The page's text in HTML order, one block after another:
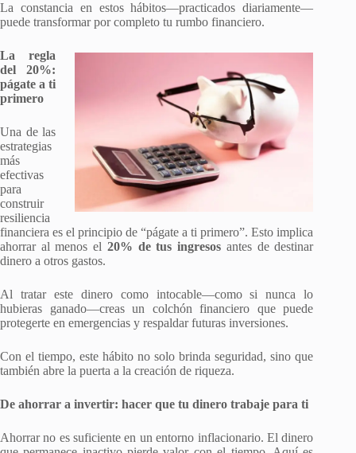
La constancia en estos hábitos—practicados diariamente—
puede transformar por completo tu rumbo financiero.
La regla
del 20%:
págate a ti
primero
Una de las
estrategias
más
efectivas
para
construir
resiliencia
financiera es el principio de “págate a ti primero”. Esto implica
ahorrar al menos el 20% de tus ingresos antes de destinar
dinero a otros gastos.
Al tratar este dinero como intocable—como si nunca lo
hubieras ganado—creas un colchón financiero que puede
protegerte en emergencias y respaldar futuras inversiones.
Con el tiempo, este hábito no solo brinda seguridad, sino que
también abre la puerta a la creación de riqueza.
De ahorrar a invertir: hacer que tu dinero trabaje para ti
Ahorrar no es suficiente en un entorno inflacionario. El dinero